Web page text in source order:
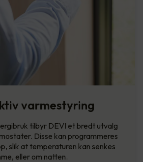
varmestyring
tilbyr DEVI et bredt utvalg
Disse kan programmeres
slik at temperaturen kan senkes
eller om natten.